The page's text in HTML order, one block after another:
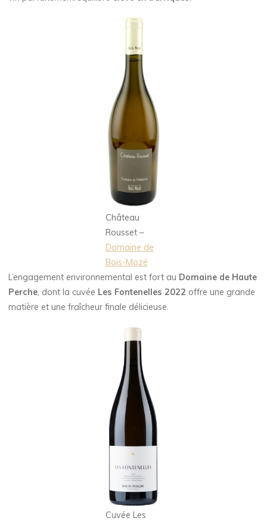
Château
Rousset –
Domaine de
Bois-Mozé
L’engagement environnemental est fort au Domaine de Haute
Perche, dont la cuvée Les Fontenelles 2022 offre une grande
matière et une fraîcheur finale délicieuse.
Cuvée Les